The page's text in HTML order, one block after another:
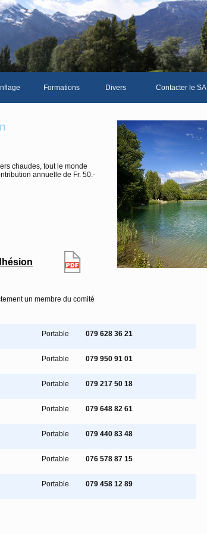
Formations Divers
Les news du club
Vidéos
Documents divers
Piscine Sion
Contacter le SAI
chaudes, tout le monde
annuelle de Fr. 50.-
un membre du comité
Portable 079 628 36 21
Portable 079 950 91 01
Portable 079 217 50 18
Portable 079 648 82 61
Portable 079 440 83 48
Portable 076 578 87 15
Portable 079 458 12 89